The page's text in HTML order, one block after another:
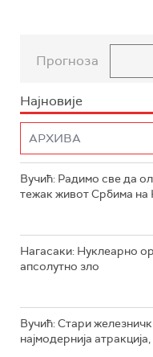
Прогноза
Најновије
Вучић: Радимо све да
тежак живот Србима на
Нагасаки: Нуклеарно
апсолутно зло
Вучић: Стари
најмодернија